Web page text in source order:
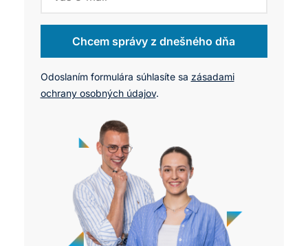
Chcem správy z dnešného dňa
Odoslaním formulára súhlasíte sa zásadami
ochrany osobných údajov.